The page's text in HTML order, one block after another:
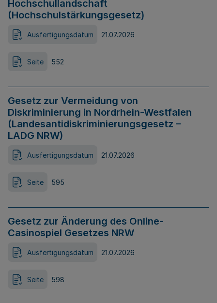
Hochschullandschaft
(Hochschulstärkungsgesetz)
Ausfertigungsdatum 21.07.2026
Seite 552
Gesetz zur Vermeidung von
Diskriminierung in Nordrhein-Westfalen
(Landesantidiskriminierungsgesetz –
LADG NRW)
Ausfertigungsdatum 21.07.2026
Seite 595
Gesetz zur Änderung des Online-
Casinospiel Gesetzes NRW
Ausfertigungsdatum 21.07.2026
Seite 598